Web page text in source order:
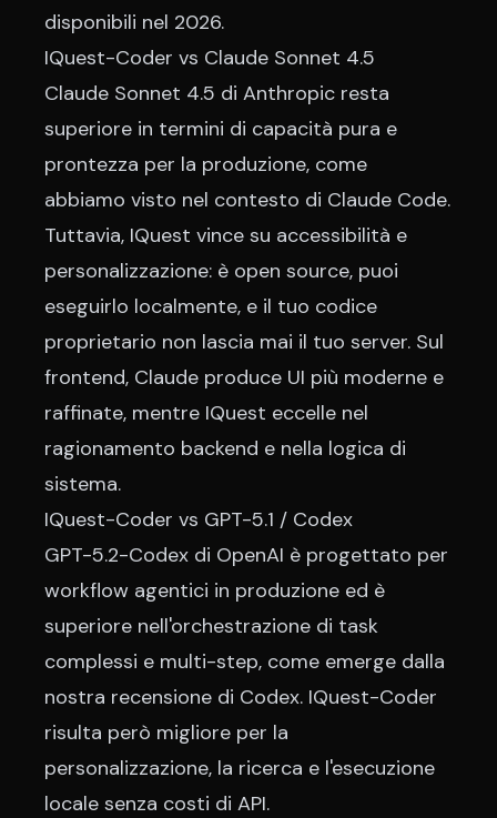
disponibili nel 2026.
IQuest-Coder vs Claude Sonnet 4.5
Claude Sonnet 4.5 di Anthropic resta
superiore in termini di capacità pura e
prontezza per la produzione, come
abbiamo visto nel contesto di Claude Code.
Tuttavia, IQuest vince su accessibilità e
personalizzazione: è open source, puoi
eseguirlo localmente, e il tuo codice
proprietario non lascia mai il tuo server. Sul
frontend, Claude produce UI più moderne e
raffinate, mentre IQuest eccelle nel
ragionamento backend e nella logica di
sistema.
IQuest-Coder vs GPT-5.1 / Codex
GPT-5.2-Codex di OpenAI è progettato per
workflow agentici in produzione ed è
superiore nell'orchestrazione di task
complessi e multi-step, come emerge dalla
nostra recensione di Codex. IQuest-Coder
risulta però migliore per la
personalizzazione, la ricerca e l'esecuzione
locale senza costi di API.